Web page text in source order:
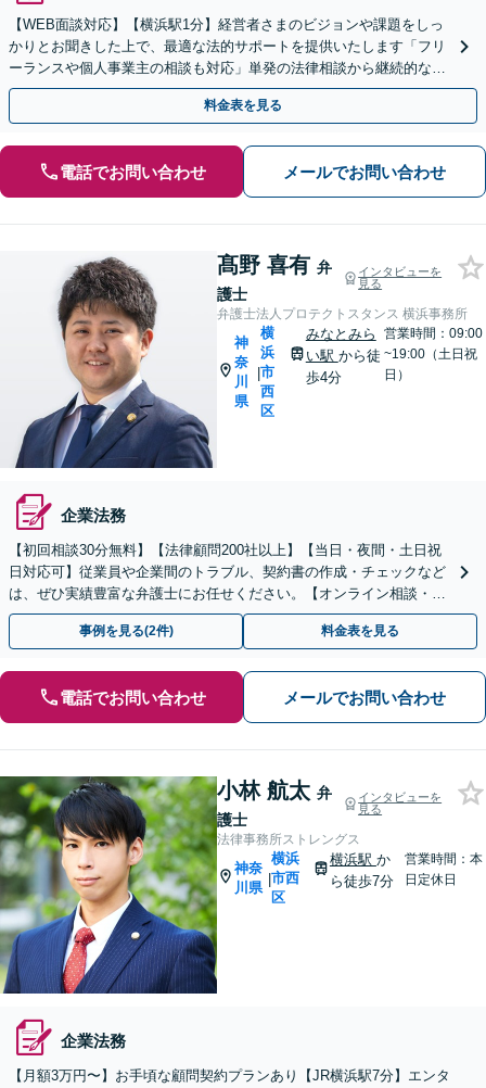
【WEB面談対応】【横浜駅1分】経営者さまのビジョンや課題をしっ
かりとお聞きした上で、最適な法的サポートを提供いたします「フリ
ーランスや個人事業主の相談も対応」単発の法律相談から継続的なサ
ポートまで、ニーズに合わせた柔軟な対応が可能
料金表を見る
電話でお問い合わせ メールでお問い合わせ
髙野 喜有 弁
護士
インタビューを
見る
弁護士法人プロテクトスタンス 横浜事務所
神
奈
川
県
|
横
浜
市
西
区
みなとみら
い駅 から徒
歩4分
営業時間：09:00
~19:00（土日祝
日）
企業法務
【初回相談30分無料】【法律顧問200社以上】【当日・夜間・土日祝
日対応可】従業員や企業間のトラブル、契約書の作成・チェックなど
は、ぜひ実績豊富な弁護士にお任せください。【オンライン相談・電
子契約に対応】
事例を見る(2件) 料金表を見る
電話でお問い合わせ メールでお問い合わせ
小林 航太 弁
護士
インタビューを
見る
法律事務所ストレングス
神奈
川県
|
横浜
市西
区
横浜駅 か
ら徒歩7分
営業時間：本
日定休日
企業法務
【月額3万円〜】お手頃な顧問契約プランあり【JR横浜駅7分】エンタ